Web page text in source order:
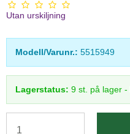
Utan urskiljning
Modell/Varunr.: 5515949
Lagerstatus: 9 st. på lager -